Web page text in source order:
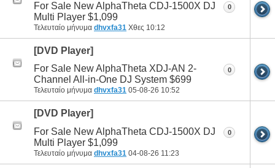
For Sale New AlphaTheta CDJ-1500X DJ
Multi Player $1,099
Τελευταίο μήνυμα dhvxfa31 Χθες 10:12
0
[DVD Player]
For Sale New AlphaTheta XDJ-AN 2-
Channel All-in-One DJ System $699
Τελευταίο μήνυμα dhvxfa31 05-08-26 10:52
0
[DVD Player]
For Sale New AlphaTheta CDJ-1500X DJ
Multi Player $1,099
Τελευταίο μήνυμα dhvxfa31 04-08-26 11:23
0